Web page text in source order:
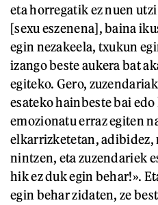
eta horregatik ez nuen
[sexu eszenena], baina
egin nezakeela, txukun
izango beste aukera bat
egiteko. Gero,
esateko hainbeste bai
emozionatu erraz egiten
elkarrizketetan, adibidez,
nintzen, eta zuzendariek
hik ez duk egin behar!».
egin behar zidaten, ze